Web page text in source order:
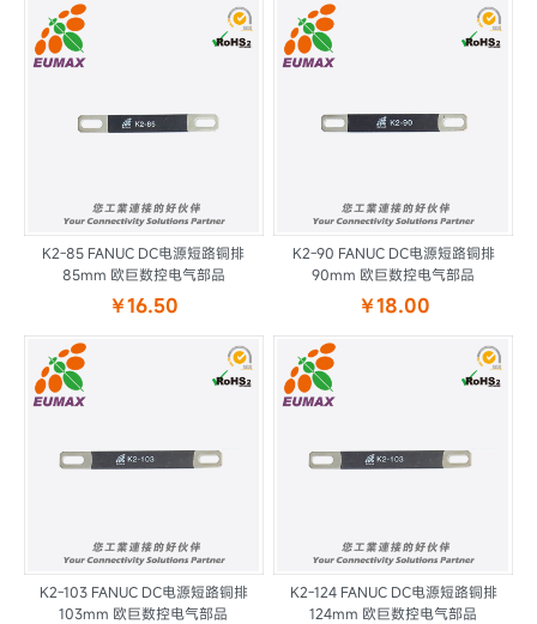
K2-85 FANUC DC电源短路铜排
85mm 欧巨数控电气部品
￥16.50
K2-90 FANUC DC电源短路铜排
90mm 欧巨数控电气部品
￥18.00
K2-103 FANUC DC电源短路铜排
103mm 欧巨数控电气部品
K2-124 FANUC DC电源短路铜排
124mm 欧巨数控电气部品